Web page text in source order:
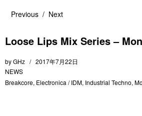
Next
Previous
Loose Lips Mix Series –
byGHz
2017年7月22日
NEWS
Breakcore, Electronica / IDM, Industrial Techno,